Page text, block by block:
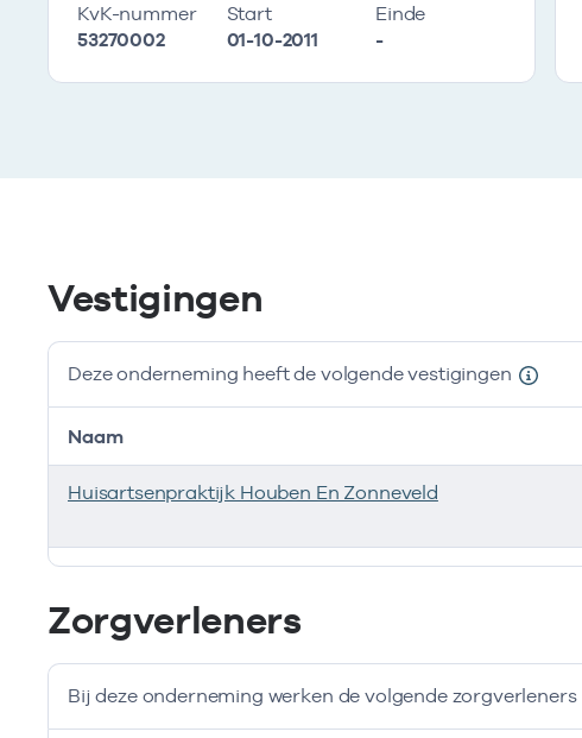
KvK-nummer
53270002
Start
01-10-2011
Einde
-
Vestigingen
Deze onderneming heeft de volgende vestigingen
Deze onderneming heeft de volgende vestigingen
Naam
Huisartsenpraktijk Houben En Zonneveld
Zorgverleners
Bij deze onderneming werken de volgende zorgverleners